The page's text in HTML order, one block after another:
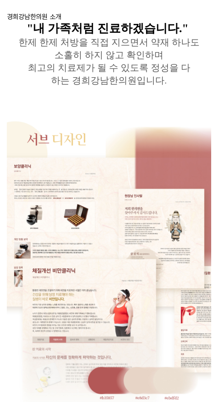
경희강남한의원 소개
"내 가족처럼 진료하겠습니다."
한제 한제
처방을 직접 지으면서 약재 하나도
소홀히 하지 않고 확인하며
최고의 치료제가 될 수 있도록 정성을 다
하는 경희강남한의원입니다.